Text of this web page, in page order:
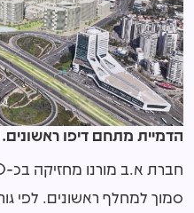
הדמיית מתחם דיפו
חברת א.ב מורנו מחזיקה בכ-
סמוך למחלף ראשונים. לפי